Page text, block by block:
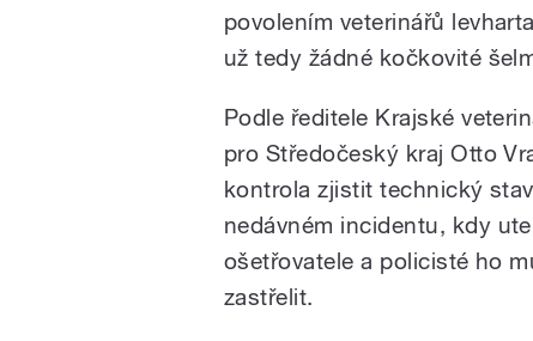
povolením veterinářů
už tedy žádné kočkovité
Podle ředitele Krajské
pro Středočeský kraj Otto
kontrola zjistit technický
nedávném incidentu, kdy
ošetřovatele a policisté ho
zastřelit.